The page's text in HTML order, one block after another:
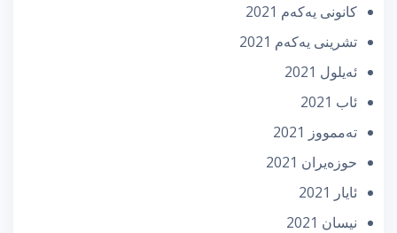
كانونی یه‌كه‌م 2021
تشرینی یه‌كه‌م 2021
ئه‌یلول 2021
ئاب 2021
تەممووز 2021
حوزه‌یران 2021
ئایار 2021
نیسان 2021